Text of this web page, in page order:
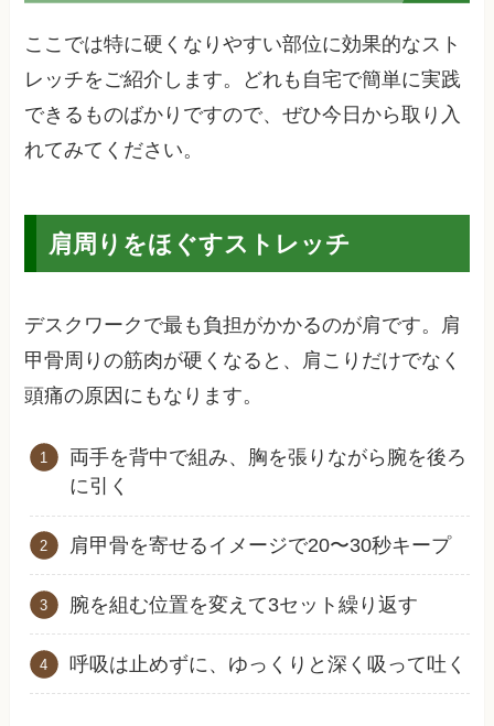
ここでは特に硬くなりやすい部位に効果的なスト
レッチをご紹介します。どれも自宅で簡単に実践
できるものばかりですので、ぜひ今日から取り入
れてみてください。
肩周りをほぐすストレッチ
デスクワークで最も負担がかかるのが肩です。肩
甲骨周りの筋肉が硬くなると、肩こりだけでなく
頭痛の原因にもなります。
両手を背中で組み、胸を張りながら腕を後ろ
に引く
肩甲骨を寄せるイメージで20〜30秒キープ
腕を組む位置を変えて3セット繰り返す
呼吸は止めずに、ゆっくりと深く吸って吐く